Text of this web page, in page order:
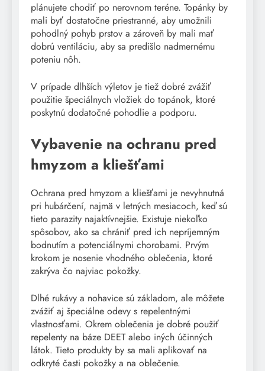
plánujete chodiť po nerovnom teréne. Topánky by
mali byť dostatočne priestranné, aby umožnili
pohodlný pohyb prstov a zároveň by mali mať
dobrú ventiláciu, aby sa predišlo nadmernému
poteniu nôh.
V prípade dlhších výletov je tiež dobré zvážiť
použitie špeciálnych vložiek do topánok, ktoré
poskytnú dodatočné pohodlie a podporu.
Vybavenie na ochranu pred
hmyzom a kliešťami
Ochrana pred hmyzom a kliešťami je nevyhnutná
pri hubárčení, najmä v letných mesiacoch, keď sú
tieto parazity najaktívnejšie. Existuje niekoľko
spôsobov, ako sa chrániť pred ich nepríjemným
bodnutím a potenciálnymi chorobami. Prvým
krokom je nosenie vhodného oblečenia, ktoré
zakrýva čo najviac pokožky.
Dlhé rukávy a nohavice sú základom, ale môžete
zvážiť aj špeciálne odevy s repelentnými
vlastnosťami. Okrem oblečenia je dobré použiť
repelenty na báze DEET alebo iných účinných
látok. Tieto produkty by sa mali aplikovať na
odkryté časti pokožky a na oblečenie.